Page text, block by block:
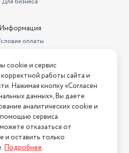
Информация
оплаты
возврата
на сайте? Напишите нам
"АстМаркет". У нас есть всё!
конфиденциальности
cookie и сервис
работы сайта и
Нажимая кнопку «Согласен
данных», Вы даете
аналитических cookie и
сервиса
отказаться от
и оставить только
Подробнее.